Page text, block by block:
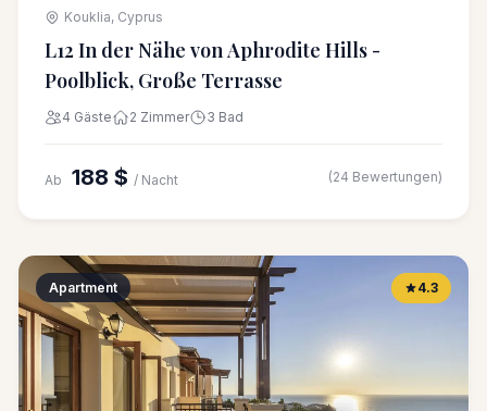
Kouklia, Cyprus
L12 In der Nähe von Aphrodite Hills -
Poolblick, Große Terrasse
4 Gäste 2 Zimmer 3 Bad
Ab 188 $ / Nacht (24 Bewertungen)
Apartment 4.3